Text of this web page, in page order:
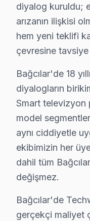
Güneşli'de
Güneşli
Hürriyet
İnönü'de
İnönü
Kazım
Kazım Karabekir
Kemalpaşa'da
Kemalpaşa
diyalog kuruldu;
arızanın ilişkisi
hem yeni teklifi
çevresine
Bağcılar'de 18
diyalogların
Smart televizyon
model
aynı ciddiyetle
ekibimizin her
dahil tüm
değişmez.
Bağcılar'de
gerçekçi maliyet